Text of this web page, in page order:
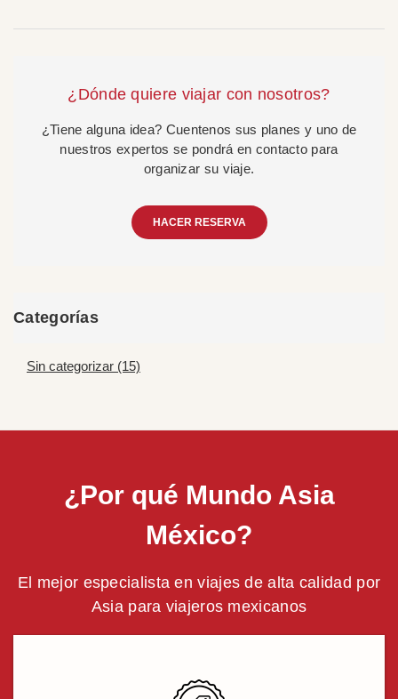
¿Dónde quiere viajar con nosotros?
¿Tiene alguna idea? Cuentenos sus planes y uno de
nuestros expertos se pondrá en contacto para
organizar su viaje.
HACER RESERVA
Categorías
Sin categorizar (15)
¿Por qué Mundo Asia
México?
El mejor especialista en viajes de alta calidad por
Asia para viajeros mexicanos